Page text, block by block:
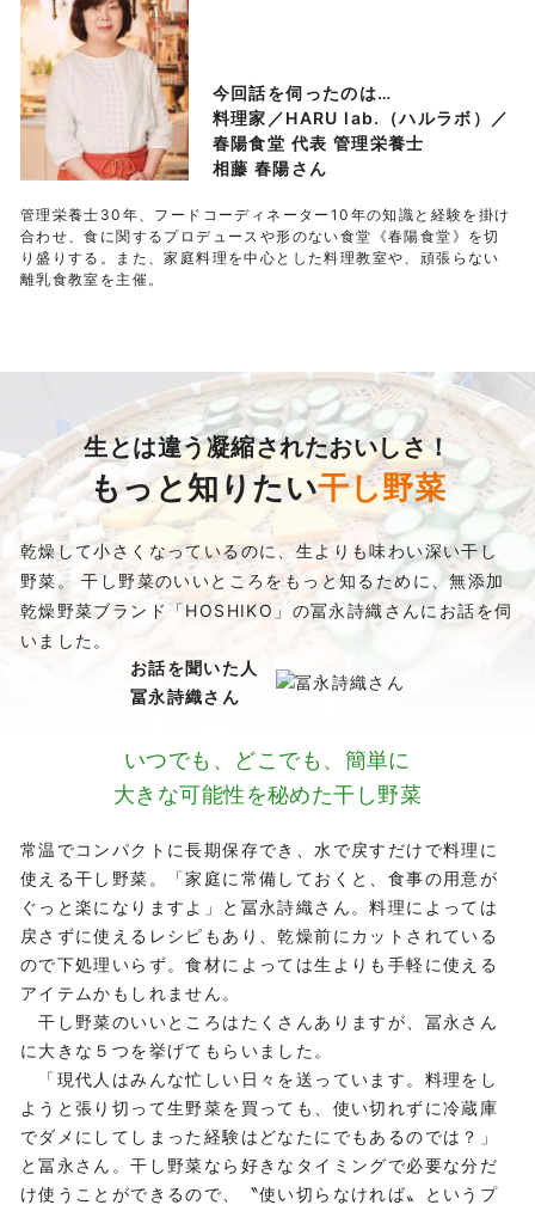
今回話を伺ったのは…
料理家／HARU lab.（ハルラボ）／
春陽食堂 代表 管理栄養士
相藤 春陽さん
管理栄養士30年、フードコーディネーター10年の知識と経験を掛け
合わせ、食に関するプロデュースや形のない食堂《春陽食堂》を切
り盛りする。また、家庭料理を中心とした料理教室や、頑張らない
離乳食教室を主催。
生とは違う凝縮されたおいしさ！
もっと知りたい干し野菜
乾燥して小さくなっているのに、生よりも味わい深い干し
野菜。 干し野菜のいいところをもっと知るために、無添加
乾燥野菜ブランド「HOSHIKO」の冨永詩織さんにお話を伺
いました。
お話を聞いた人
冨永詩織さん
いつでも、どこでも、簡単に
大きな可能性を秘めた干し野菜
常温でコンパクトに長期保存でき、水で戻すだけで料理に
使える干し野菜。「家庭に常備しておくと、食事の用意が
ぐっと楽になりますよ」と冨永詩織さん。料理によっては
戻さずに使えるレシピもあり、乾燥前にカットされている
ので下処理いらず。食材によっては生よりも手軽に使える
アイテムかもしれません。
干し野菜のいいところはたくさんありますが、冨永さん
に大きな５つを挙げてもらいました。
「現代人はみんな忙しい日々を送っています。料理をし
ようと張り切って生野菜を買っても、使い切れずに冷蔵庫
でダメにしてしまった経験はどなたにでもあるのでは？」
と冨永さん。干し野菜なら好きなタイミングで必要な分だ
け使うことができるので、〝使い切らなければ〟というプ